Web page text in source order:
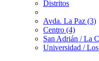
Distritos
Avda. La Paz (3)
Centro (4)
San Adrián / La
Universidad /